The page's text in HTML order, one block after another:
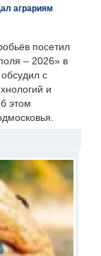
аграриям
посетил
– 2026» в
с
и
этом